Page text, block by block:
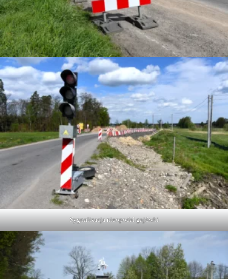
Sygnalizacja nieopodal gajówki